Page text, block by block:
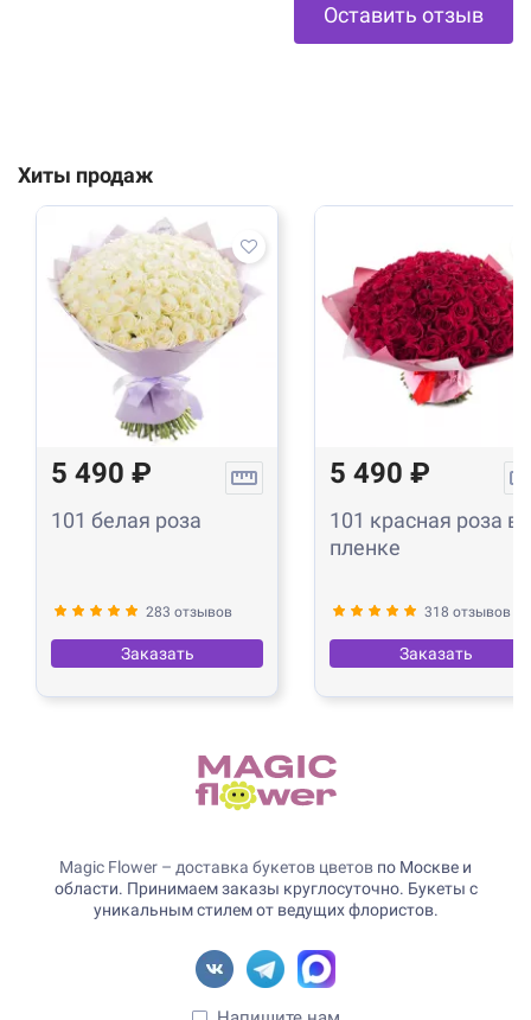
Оставить отзыв
Хиты продаж
5 490 ₽
101 белая роза
283 отзывов
Заказать
5 490 ₽
101 красная роза в
пленке
318 отзывов
Заказать
Magic Flower – доставка букетов цветов по Москве и
области. Принимаем заказы круглосуточно. Букеты с
уникальным стилем от ведущих флористов.